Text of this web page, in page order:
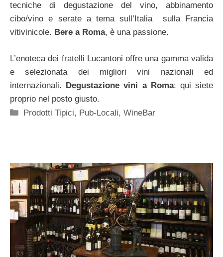
tecniche di degustazione del vino, abbinamento
cibo/vino e serate a tema sull’Italia sulla Francia
vitivinicole. Bere a Roma, è una passione.
L’enoteca dei fratelli Lucantoni offre una gamma valida
e selezionata dei migliori vini nazionali ed
internazionali. Degustazione vini a Roma: qui siete
proprio nel posto giusto.
Categorie
Prodotti Tipici, Pub-Locali,WineBar